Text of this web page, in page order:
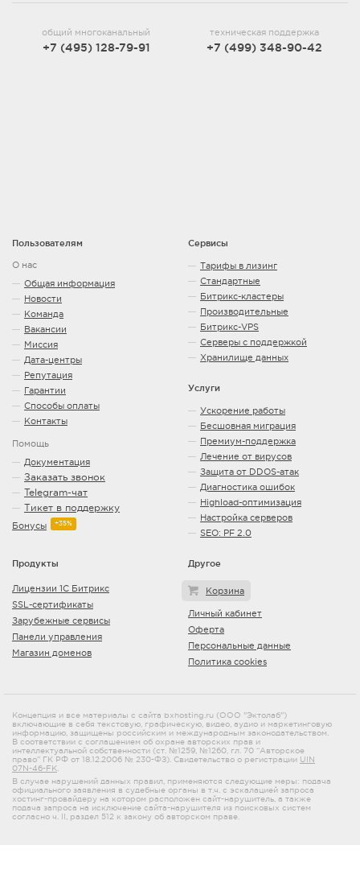
общий многоканальный
+7 (495) 128-79-91
техническая поддержка
+7 (499) 348-90-42
Пользователям
О нас
Общая информация
Новости
Команда
Вакансии
Миссия
Дата-центры
Репутация
Гарантии
Способы оплаты
Контакты
Помощь
Документация
Заказать звонок
Telegram-чат
Тикет в поддержку
Бонусы +35%
Сервисы
Тарифы в лизинг
Стандартные
Битрикс-кластеры
Производительные
Битрикс-VPS
Серверы с поддержкой
Хранилище данных
Услуги
Ускорение работы
Бесшовная миграция
Премиум-поддержка
Лечение от вирусов
Защита от DDOS-атак
Диагностика ошибок
Highload-оптимизация
Настройка серверов
SEO: PF 2.0
Продукты
Лицензии 1С Битрикс
SSL-сертификаты
Зарубежные сервисы
Панели управления
Магазин доменов
Другое
Корзина
Личный кабинет
Оферта
Персональные данные
Политика cookies
Концепция и все материалы с сайта bxhosting.ru (ООО "Эктолаб")
включающие в себя текстовую, графическую, видео, аудио и маркетинговую
информацию, защищены российским и международным законодательством.
В соответствии с соглашением об охране авторских прав и
интеллектуальной собственности (ст. №1259, №1260, гл. 70 “Авторское
право” ГК РФ от 18.12.2006 № 230-ФЗ). Свидетельство о регистрации UIN
07N-46-FK
В случае нарушений данных правил, применяются следующие меры: подача
официального заявления в судебные органы в т.ч. с эскалацией запроса
хостинг-провайдеру на котором расположен сайт-нарушитель, а также
подача запроса на исключение сайта-нарушителя из поисковых систем
согласно ч. II, раздел 512 к закону об авторском праве.